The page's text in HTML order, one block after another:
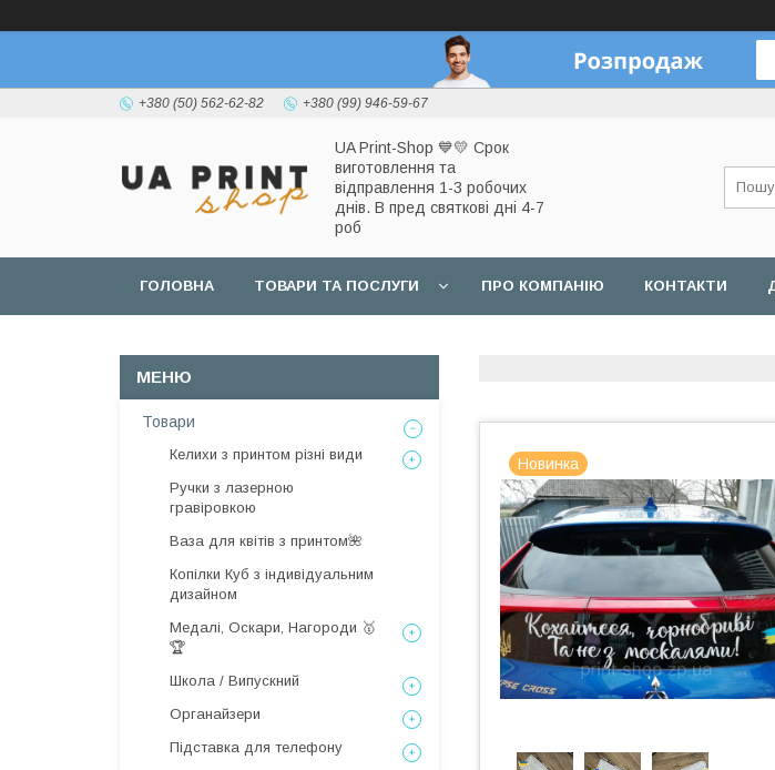
+380 (50) 562-62-82 +380 (99) 946-59-67
UA Print-Shop ​💙💛 Срок
виготовлення та
відправлення 1-3 робочих
днів. В пред святкові дні 4-7
роб
ГОЛОВНА ТОВАРИ ТА ПОСЛУГИ ПРО КОМПАНІЮ КОНТАКТИ
Новинка
Товари
Келихи з принтом різні види
Ручки з лазерною
гравіровкою
Ваза для квітів з принтом🌺
Копілки Куб з індивідуальним
дизайном
Медалі, Оскари, Нагороди 🥇
🏆
Школа / Випускний
Органайзери
Підставка для телефону